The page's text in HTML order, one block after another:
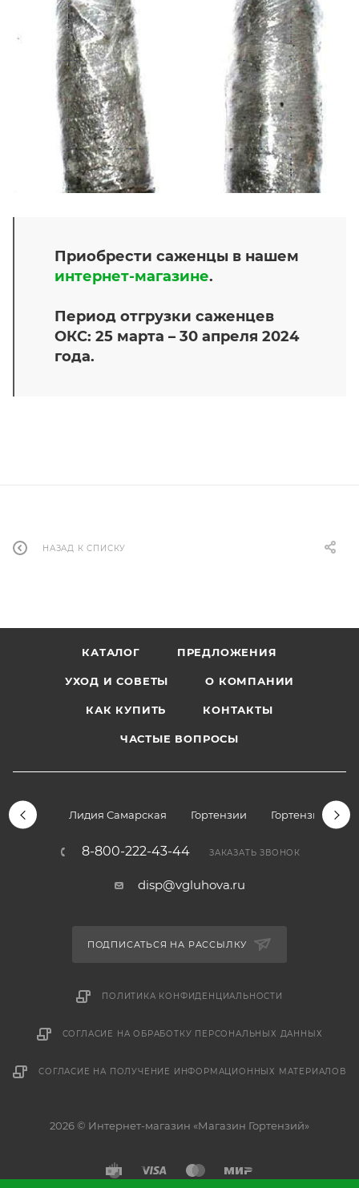
Приобрести саженцы в нашем
интернет-магазине.
Период отгрузки саженцев
ОКС: 25 марта – 30 апреля 2024
года.
НАЗАД К СПИСКУ
КАТАЛОГ ПРЕДЛОЖЕНИЯ
УХОД И СОВЕТЫ О КОМПАНИИ
КАК КУПИТЬ КОНТАКТЫ
ЧАСТЫЕ ВОПРОСЫ
Лидия Самарская Гортензии Гортензии
8-800-222-43-44 ЗАКАЗАТЬ ЗВОНОК
disp@vgluhova.ru
ПОДПИСАТЬСЯ НА РАССЫЛКУ
ПОЛИТИКА КОНФИДЕНЦИАЛЬНОСТИ
СОГЛАСИЕ НА ОБРАБОТКУ ПЕРСОНАЛЬНЫХ ДАННЫХ
СОГЛАСИЕ НА ПОЛУЧЕНИЕ ИНФОРМАЦИОННЫХ МАТЕРИАЛОВ
2026 © Интернет-магазин «Магазин Гортензий»